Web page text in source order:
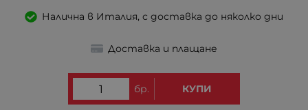
Налична в Италия, с доставка до няколко дни
Доставка и плащане
бр. КУПИ